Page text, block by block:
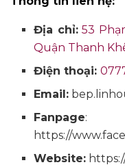
Địa chỉ: 53
Quận Thanh
Điện thoại:
Email:
Fanpage:
https://
Website: